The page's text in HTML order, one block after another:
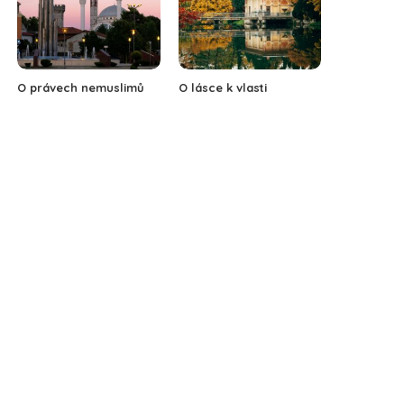
O právech nemuslimů O lásce k vlasti